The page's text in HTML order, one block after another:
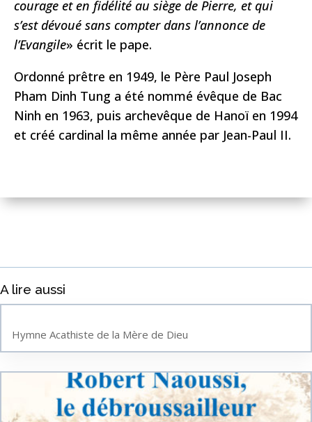
courage et en fidélité au siège de Pierre, et qui
s’est dévoué sans compter dans l’annonce de
l’Evangile» écrit le pape.
Ordonné prêtre en 1949, le Père Paul Joseph
Pham Dinh Tung a été nommé évêque de Bac
Ninh en 1963, puis archevêque de Hanoï en 1994
et créé cardinal la même année par Jean-Paul II.
A lire aussi
Hymne Acathiste de la Mère de Dieu